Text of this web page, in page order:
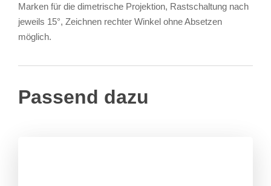
Marken für die dimetrische Projektion, Rastschaltung nach
jeweils 15°, Zeichnen rechter Winkel ohne Absetzen
möglich.
Passend dazu